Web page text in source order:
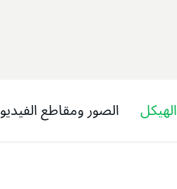
الهيكل الصور ومقاطع الفيديو